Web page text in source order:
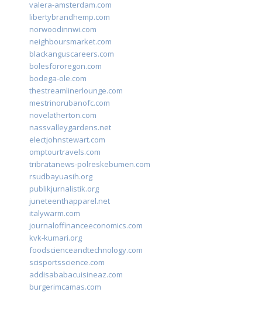
valera-amsterdam.com
libertybrandhemp.com
norwoodinnwi.com
neighboursmarket.com
blackanguscareers.com
bolesfororegon.com
bodega-ole.com
thestreamlinerlounge.com
mestrinorubanofc.com
novelatherton.com
nassvalleygardens.net
electjohnstewart.com
omptourtravels.com
tribratanews-polreskebumen.com
rsudbayuasih.org
publikjurnalistik.org
juneteenthapparel.net
italywarm.com
journaloffinanceeconomics.com
kvk-kumari.org
foodscienceandtechnology.com
scisportsscience.com
addisababacuisineaz.com
burgerimcamas.com